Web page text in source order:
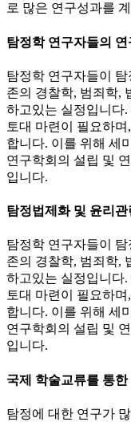
로 많은 연구성과를
탐정학 연구자들의 연
탐정학 연구자들이
존의 경찰학, 범죄학,
하고있는 실정입니다
토대 마련이 필요하
합니다. 이를 위해 세
연구학회의 설립 및
입니다.
탐정법제화 및 윤리관
탐정학 연구자들이
존의 경찰학, 범죄학,
하고있는 실정입니다
토대 마련이 필요하
합니다. 이를 위해 세
연구학회의 설립 및
입니다.
국제 학술교류를 통
탐정에 대한 연구가